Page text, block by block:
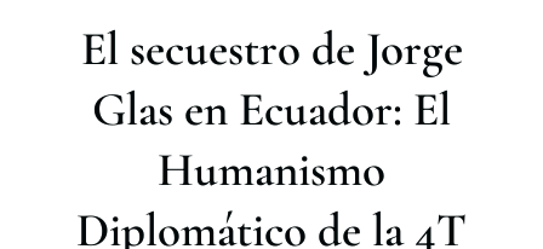
El secuestro de Jorge
Glas en Ecuador: El
Humanismo
Diplomático de la 4T